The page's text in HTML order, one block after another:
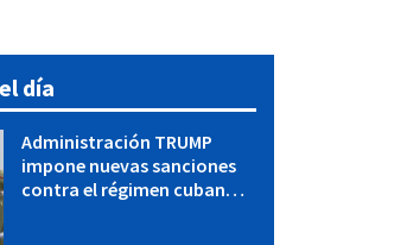
día
Administración TRUMP
impone nuevas sanciones
contra el régimen cubano: